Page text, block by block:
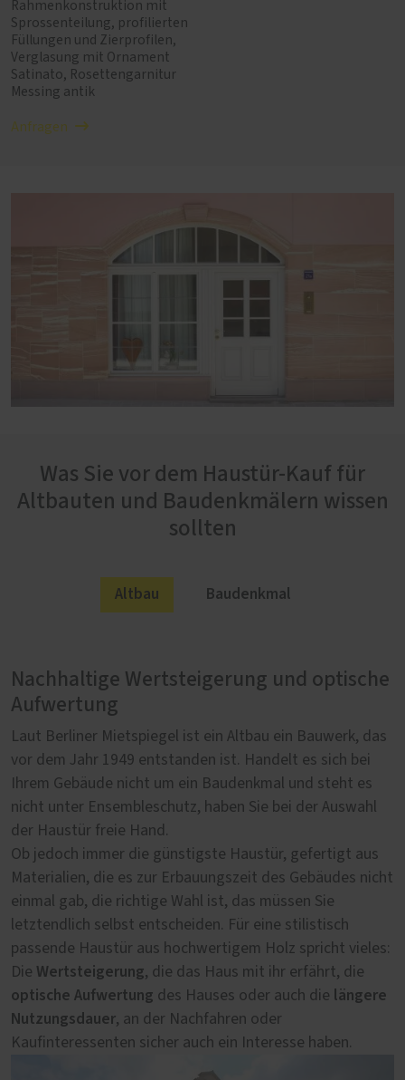
Rahmenkonstruktion mit
Sprossenteilung, profilierten
Füllungen und Zierprofilen,
Verglasung mit Ornament
Satinato, Rosettengarnitur
Messing antik
Anfragen
Was Sie vor dem Haustür-Kauf für
Altbauten und Baudenkmälern wissen
sollten
Altbau Baudenkmal
Nachhaltige Wertsteigerung und optische
Aufwertung
Laut Berliner Mietspiegel ist ein Altbau ein Bauwerk, das
vor dem Jahr 1949 entstanden ist. Handelt es sich bei
Ihrem Gebäude nicht um ein Baudenkmal und steht es
nicht unter Ensembleschutz, haben Sie bei der Auswahl
der Haustür freie Hand.
Ob jedoch immer die günstigste Haustür, gefertigt aus
Materialien, die es zur Erbauungszeit des Gebäudes nicht
einmal gab, die richtige Wahl ist, das müssen Sie
letztendlich selbst entscheiden. Für eine stilistisch
passende Haustür aus hochwertigem Holz spricht vieles:
Die Wertsteigerung, die das Haus mit ihr erfährt, die
optische Aufwertung des Hauses oder auch die längere
Nutzungsdauer, an der Nachfahren oder
Kaufinteressenten sicher auch ein Interesse haben.
Behördliche Vorgaben bringen finanzielle
Vorteile
Steht ein Gebäude unter Denkmalschutz, gilt es vor dem
Kauf einer neuen Haustür Rücksprache mit der
zuständigen Denkmalschutzbehörde zu halten. Existiert
noch eine bauzeitliche Haustür in annehmbarem
Zustand, wird die Behörde auf deren Erhalt, also die
Restaurierung, bestehen. Sollte die historische Haustür
bereits gegen eine unpassende Tür ausgetauscht
worden sein, können eventuell noch in der Nachbarschaft
vorhandene und in die Bauzeit passende alte Türen als
Rekonstruktionsvorlage genutzt werden. Im nächsten
Schritt können wir als Fachbetrieb beratend tätig werden
und mit einer Konstruktionszeichnung sowie einem
detaillierten Angebot wichtige Unterlagen für den
Antrag auf denkmalrechtliche Genehmigung der neuen